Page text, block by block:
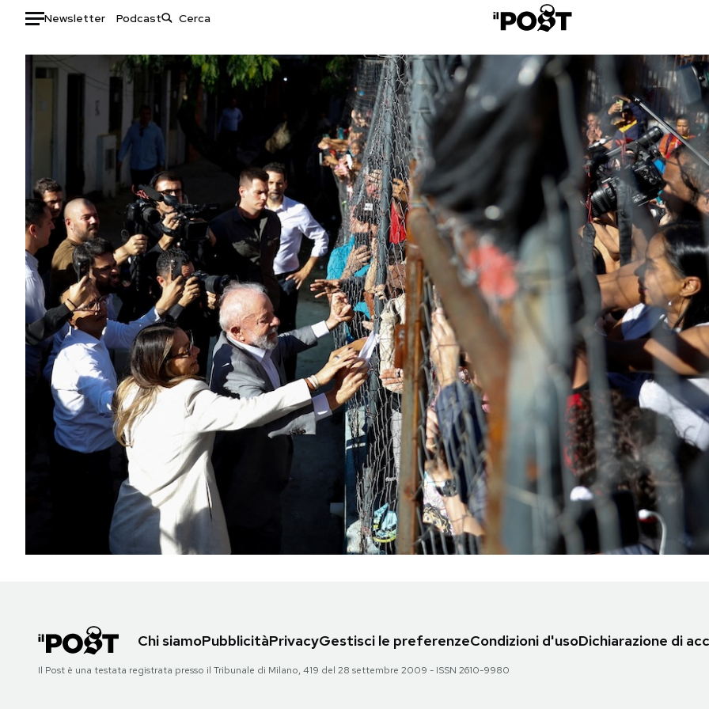
Newsletter Podcast
Auto
Tecnologia
Internet
Scienza
Cultura
Economia
Sport
Moda
Consumismi
Storie/Idee
Ok Boomer!
Media
Europa
Altrecose
Mondiali calcio 2026
PODCAST
NEWSLETTER
I MIEI PREFERITI
AREA PERSONALE
Area Personale
Chi siamoPubblicitàPrivacyGestisci le preferenzeCondizioni d'usoDichiarazione di
Il Post è una testata registrata presso il Tribunale di Milano, 419 del 28 settembre 2009 - ISSN 2610-9980